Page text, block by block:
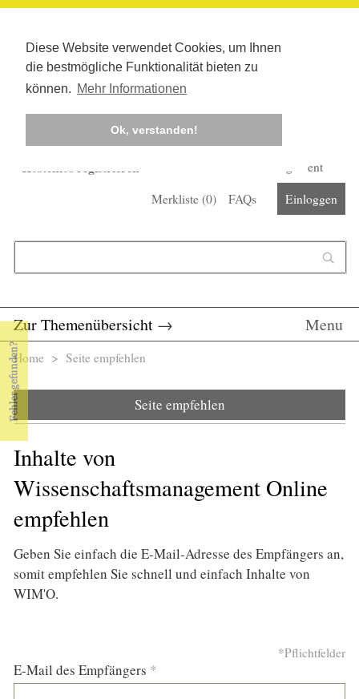
Diese Website verwendet Cookies, um Ihnen
die bestmögliche Funktionalität bieten zu
können. Mehr Informationen
Ok, verstanden!
Kostenlos registrieren
Corona-Management
Merkliste (0) FAQs Einloggen
Zur Themenübersicht → Menu
Sie sind hier
Home > Seite empfehlen
Seite empfehlen
Inhalte von
Wissenschaftsmanagement Online
empfehlen
Geben Sie einfach die E-Mail-Adresse des Empfängers an,
somit empfehlen Sie schnell und einfach Inhalte von
WIM'O.
*Pflichtfelder
E-Mail des Empfängers *